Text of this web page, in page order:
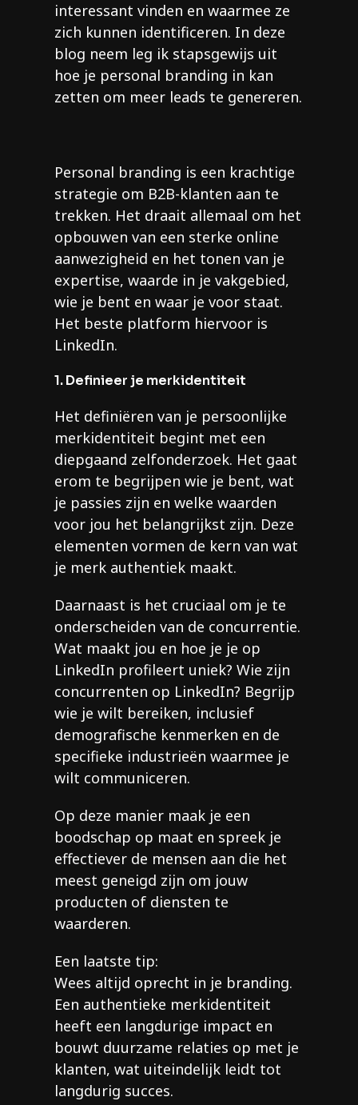
interessant vinden en waarmee ze
zich kunnen identificeren. In deze
blog neem leg ik stapsgewijs uit
hoe je personal branding in kan
zetten om meer leads te genereren.
Personal branding is een krachtige
strategie om B2B-klanten aan te
trekken. Het draait allemaal om het
opbouwen van een sterke online
aanwezigheid en het tonen van je
expertise, waarde in je vakgebied,
wie je bent en waar je voor staat.
Het beste platform hiervoor is
LinkedIn.
1. Definieer je merkidentiteit
Het definiëren van je persoonlijke
merkidentiteit begint met een
diepgaand zelfonderzoek. Het gaat
erom te begrijpen wie je bent, wat
je passies zijn en welke waarden
voor jou het belangrijkst zijn. Deze
elementen vormen de kern van wat
je merk authentiek maakt.
Daarnaast is het cruciaal om je te
onderscheiden van de concurrentie.
Wat maakt jou en hoe je je op
LinkedIn profileert uniek? Wie zijn
concurrenten op LinkedIn? Begrijp
wie je wilt bereiken, inclusief
demografische kenmerken en de
specifieke industrieën waarmee je
wilt communiceren.
Op deze manier maak je een
boodschap op maat en spreek je
effectiever de mensen aan die het
meest geneigd zijn om jouw
producten of diensten te
waarderen.
Een laatste tip:
Wees altijd oprecht in je branding.
Een authentieke merkidentiteit
heeft een langdurige impact en
bouwt duurzame relaties op met je
klanten, wat uiteindelijk leidt tot
langdurig succes.